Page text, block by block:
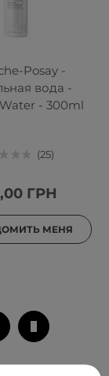
Posay -
вода -
- 300ml
25
ГРН
МЕНЯ